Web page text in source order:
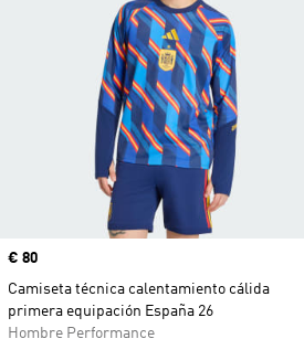
Precio
€ 80
Camiseta técnica calentamiento cálida
primera equipación España 26
Hombre Performance